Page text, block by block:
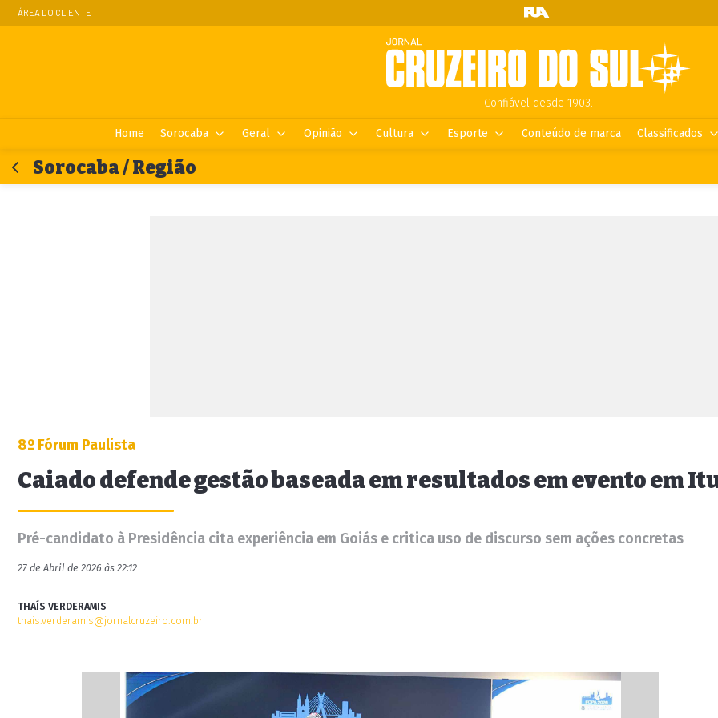
ÁREA DO CLIENTE
Confiável desde 1903.
Home Sorocaba Geral Opinião Cultura Esporte Conteúdo de marca Classificados
Sorocaba / Região
8º Fórum Paulista
Caiado defende gestão baseada em resultados em evento em
Pré-candidato à Presidência cita experiência em Goiás e critica uso de discurso sem ações concretas
27 de Abril de 2026 às 22:12
THAÍS VERDERAMIS
thais.verderamis@jornalcruzeiro.com.br